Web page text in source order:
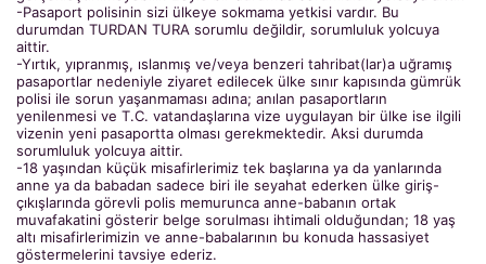
-Pasaport polisinin sizi ülkeye sokmama yetkisi vardır. Bu
durumdan TURDAN TURA sorumlu değildir, sorumluluk yolcuya
aittir.
-Yırtık, yıpranmış, ıslanmış ve/veya benzeri tahribat(lar)a uğramış
pasaportlar nedeniyle ziyaret edilecek ülke sınır kapısında gümrük
polisi ile sorun yaşanmaması adına; anılan pasaportların
yenilenmesi ve T.C. vatandaşlarına vize uygulayan bir ülke ise ilgili
vizenin yeni pasaportta olması gerekmektedir. Aksi durumda
sorumluluk yolcuya aittir.
-18 yaşından küçük misafirlerimiz tek başlarına ya da yanlarında
anne ya da babadan sadece biri ile seyahat ederken ülke giriş-
çıkışlarında görevli polis memurunca anne-babanın ortak
muvafakatini gösterir belge sorulması ihtimali olduğundan; 18 yaş
altı misafirlerimizin ve anne-babalarının bu konuda hassasiyet
göstermelerini tavsiye ederiz.